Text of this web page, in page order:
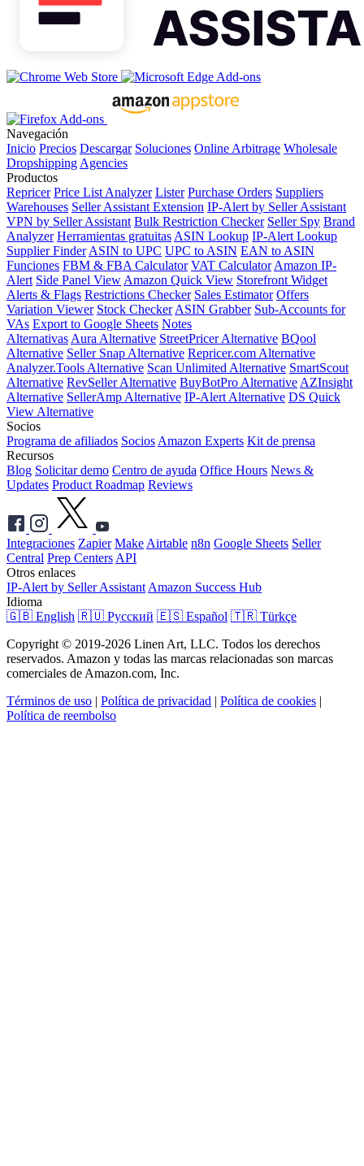
Navegación
Inicio Precios Descargar Soluciones Online Arbitrage Wholesale
Dropshipping Agencies
Productos
Repricer Price List Analyzer Lister Purchase Orders Suppliers
Warehouses Seller Assistant Extension IP-Alert by Seller Assistant
VPN by Seller Assistant Bulk Restriction Checker Seller Spy Brand
Analyzer Herramientas gratuitas ASIN Lookup IP-Alert Lookup
Supplier Finder ASIN to UPC UPC to ASIN EAN to ASIN
Funciones FBM & FBA Calculator VAT Calculator Amazon IP-
Alert Side Panel View Amazon Quick View Storefront Widget
Alerts & Flags Restrictions Checker Sales Estimator Offers
Variation Viewer Stock Checker ASIN Grabber Sub-Accounts for
VAs Export to Google Sheets Notes
Alternativas Aura Alternative StreetPricer Alternative BQool
Alternative Seller Snap Alternative Repricer.com Alternative
Analyzer.Tools Alternative Scan Unlimited Alternative SmartScout
Alternative RevSeller Alternative BuyBotPro Alternative AZInsight
Alternative SellerAmp Alternative IP-Alert Alternative DS Quick
View Alternative
Socios
Programa de afiliados Socios Amazon Experts Kit de prensa
Recursos
Blog Solicitar demo Centro de ayuda Office Hours News &
Updates Product Roadmap Reviews
Integraciones Zapier Make Airtable n8n Google Sheets Seller
Central Prep Centers API
Otros enlaces
IP-Alert by Seller Assistant Amazon Success Hub
Idioma
🇬🇧 English 🇷🇺 Русский 🇪🇸 Español 🇹🇷 Türkçe
Copyright © 2019-2026 Linen Art, LLC. Todos los derechos
reservados. Amazon y todas las marcas relacionadas son marcas
comerciales de Amazon.com, Inc.
Términos de uso | Política de privacidad | Política de cookies |
Política de reembolso